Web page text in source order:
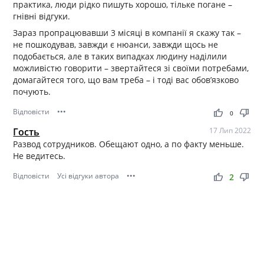
практика, люди рідко пишуть хорошо, тільке погане –
гнівні відгуки.
Зараз пропрацювавши 3 місяці в компанії я скажу так –
не пошкодував, завжди є нюанси, завжди щось не
подобається, але в таких випадках людину наділили
можливістю говорити – звертайтеся зі своїми потребами,
домагайтеся того, що вам треба – і тоді вас обов’язково
почують.
Відповісти ••• thumb_up thumb_down
0
Гость 17 Лип 2022
Развод сотрудников. Обещают одно, а по факту меньше.
Не ведитесь.
Відповісти Усі відгуки автора ••• thumb_up thumb_down
2